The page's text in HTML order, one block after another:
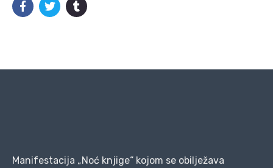
Manifestacija „Noć knjige“ kojom se obilježava